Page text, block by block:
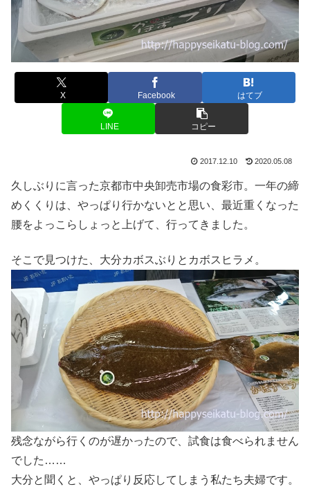
X Facebook はてブ
LINE コピー
2017.12.10 2020.05.08
久しぶりに言った京都市中央卸売市場の食彩市。一年の締
めくくりは、やっぱり行かないとと思い、最近重くなった
腰をよっこらしょっと上げて、行ってきました。
そこで見つけた、大分カボスぶりとカボスヒラメ。
残念ながら行くのが遅かったので、試食は食べられません
でした……
大分と聞くと、やっぱり反応してしまう私たち夫婦です。